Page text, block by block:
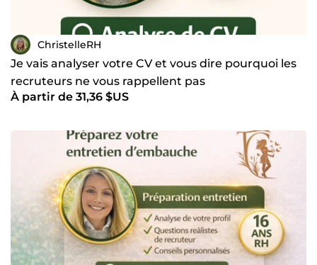
professionnelle Au fil de mon parcours, je me suis
également formée à des approches d’accompagnement
centrées sur la connaissance de soi, l’apaisement du stress
et la libération de certains blocages. Ces outils permettent
souvent de retrouver plus de clarté, de confiance et de
sérénité dans les démarches professionnelles. Mon
approche combine ainsi expertise RH, écoute et
compréhension des parcours, afin d’accompagner chaque
Concernant les recrutements, je n’interviens pas en
sourcing ni en chasse de candidats. Mon rôle consiste à
analyser et présélectionner les candidatures que vous avez
déjà reçues. Avant de commander, n’hésitez pas à me
contacter afin d’échanger sur votre besoin et vérifier que le
service correspond bien à votre situation. Je serai ravie de
vous accompagner dans votre démarche.
ChristelleRH
Je vais analyser votre CV et vous dire pourquoi les
recruteurs ne vous rappellent pas
À partir de 31,36 $US